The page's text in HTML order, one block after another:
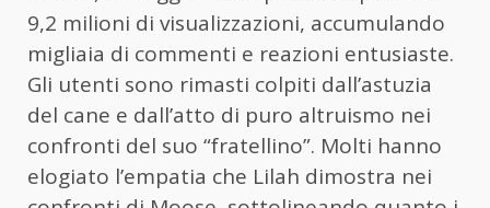
9,2 milioni di visualizzazioni, accumulando
migliaia di commenti e reazioni entusiaste.
Gli utenti sono rimasti colpiti dall’astuzia
del cane e dall’atto di puro altruismo nei
confronti del suo “fratellino”. Molti hanno
elogiato l’empatia che Lilah dimostra nei